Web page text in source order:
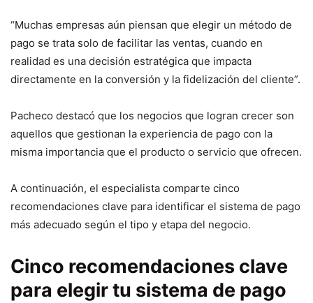
“Muchas empresas aún piensan que elegir un método de
pago se trata solo de facilitar las ventas, cuando en
realidad es una decisión estratégica que impacta
directamente en la conversión y la fidelización del cliente”.
Pacheco destacó que los negocios que logran crecer son
aquellos que gestionan la experiencia de pago con la
misma importancia que el producto o servicio que ofrecen.
A continuación, el especialista comparte cinco
recomendaciones clave para identificar el sistema de pago
más adecuado según el tipo y etapa del negocio.
Cinco recomendaciones clave
para elegir tu sistema de pago